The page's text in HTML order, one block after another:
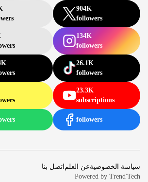
904K
followers
134K
followers
26.1K
followers
23.3K
subscriptions
followers
Powered by Trend'Tech
سياسة الخصوصيةعن العلم اتصل بنا